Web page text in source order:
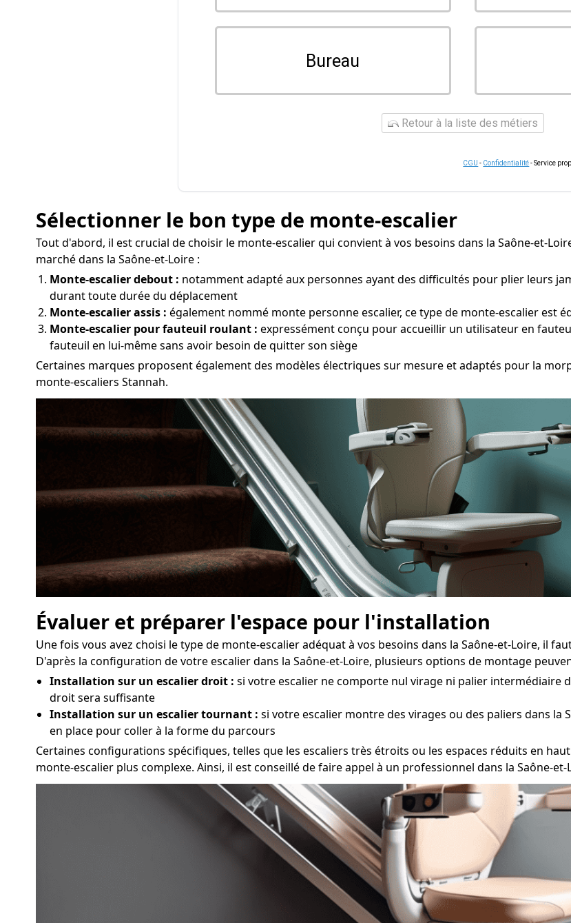
Bureau
Retour à la liste des métiers
CGU - Confidentialité- Service
Sélectionner le bon type de monte-escalier
Tout d'abord, il est crucial de choisir le monte-escalier qui convient à vos besoins dans la Saône-et-
marché dans la Saône-et-Loire :
Monte-escalier debout : notamment adapté aux personnes ayant des difficultés pour plier leurs
durant toute durée du déplacement
Monte-escalier assis : également nommé monte personne escalier, ce type de monte-escalier
Monte-escalier pour fauteuil roulant : expressément conçu pour accueillir un utilisateur en
fauteuil en lui-même sans avoir besoin de quitter son siège
Certaines marques proposent également des modèles électriques sur mesure et adaptés pour la
monte-escaliers Stannah.
Évaluer et préparer l'espace pour l'installation
Une fois vous avez choisi le type de monte-escalier adéquat à vos besoins dans la Saône-et-Loire, il
D'après la configuration de votre escalier dans la Saône-et-Loire, plusieurs options de montage
Installation sur un escalier droit : si votre escalier ne comporte nul virage ni palier intermédiaire
droit sera suffisante
Installation sur un escalier tournant : si votre escalier montre des virages ou des paliers dans la
en place pour coller à la forme du parcours
Certaines configurations spécifiques, telles que les escaliers très étroits ou les espaces réduits en
monte-escalier plus complexe. Ainsi, il est conseillé de faire appel à un professionnel dans la Saône-